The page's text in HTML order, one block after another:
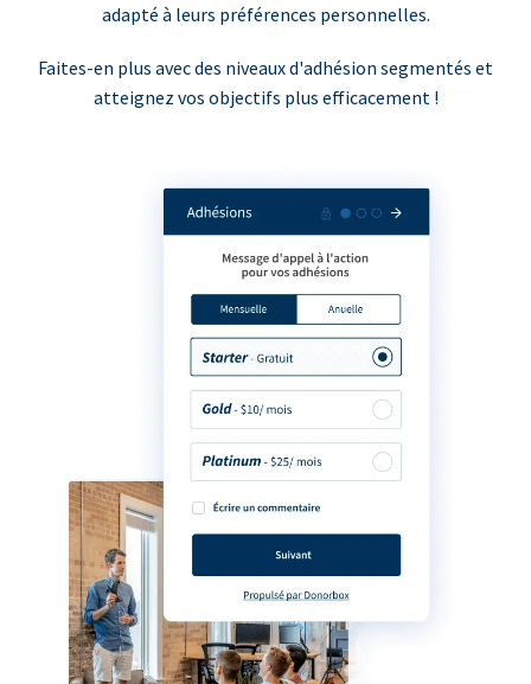
adapté à leurs préférences personnelles.
Faites-en plus avec des niveaux d'adhésion segmentés et
atteignez vos objectifs plus efficacement !